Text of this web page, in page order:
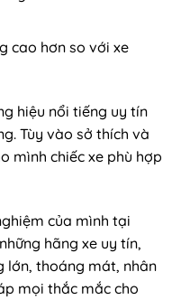
cao hơn so với xe
hiệu nổi tiếng uy tín
Tùy vào sở thích và
mình chiếc xe phù hợp
của mình tại
hãng xe uy tín,
lớn, thoáng mát, nhân
mọi thắc mắc cho